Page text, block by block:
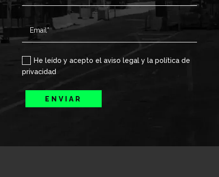
He leído y acepto el aviso legal y la política de
privacidad
ENVIAR